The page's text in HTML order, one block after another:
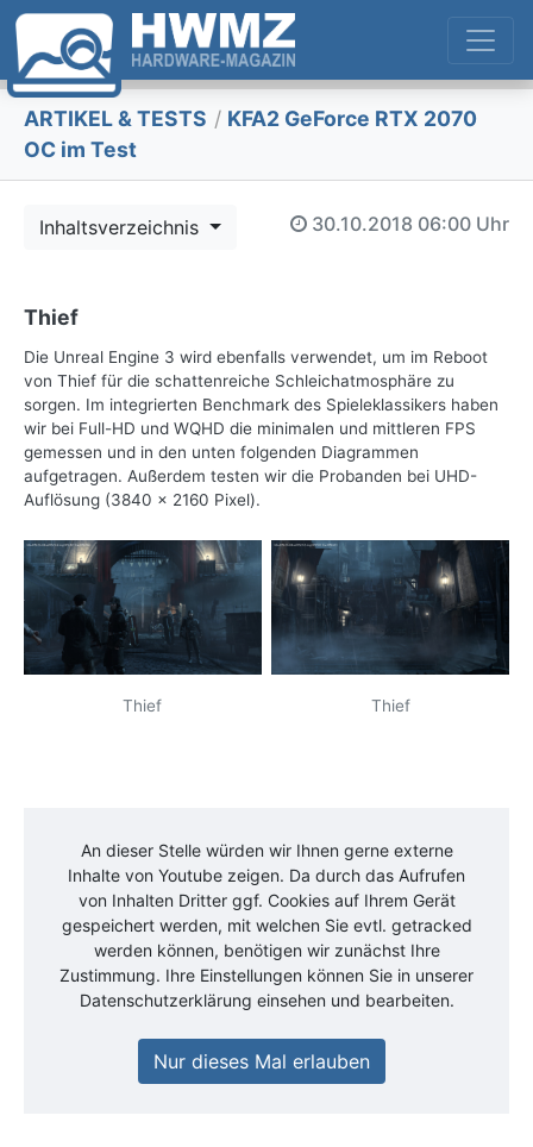
ARTIKEL & TESTS / KFA2 GeForce RTX 2070
OC im Test
Inhaltsverzeichnis 30.10.2018 06:00 Uhr
Thief
Die Unreal Engine 3 wird ebenfalls verwendet, um im Reboot
von Thief für die schattenreiche Schleichatmosphäre zu
sorgen. Im integrierten Benchmark des Spieleklassikers haben
wir bei Full-HD und WQHD die minimalen und mittleren FPS
gemessen und in den unten folgenden Diagrammen
aufgetragen. Außerdem testen wir die Probanden bei UHD-
Auflösung (3840 x 2160 Pixel).
Thief Thief
An dieser Stelle würden wir Ihnen gerne externe
Inhalte von Youtube zeigen. Da durch das Aufrufen
von Inhalten Dritter ggf. Cookies auf Ihrem Gerät
gespeichert werden, mit welchen Sie evtl. getracked
werden können, benötigen wir zunächst Ihre
Zustimmung. Ihre Einstellungen können Sie in unserer
Datenschutzerklärung einsehen und bearbeiten.
Nur dieses Mal erlauben